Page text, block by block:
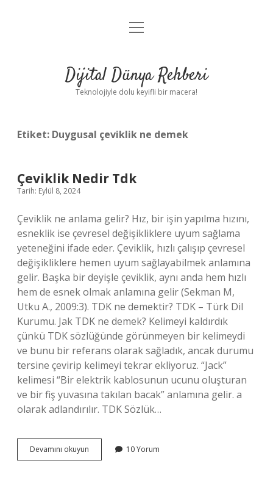
Anasayfa
Yasal Uyarı
menüyü
Dijital Dünya Rehberi
Teknolojiyle dolu keyifli bir macera!
Etiket: Duygusal çeviklik ne demek
Çeviklik Nedir Tdk
Tarih: Eylül 8, 2024
Çeviklik ne anlama gelir? Hız, bir işin yapılma hızını,
esneklik ise çevresel değişikliklere uyum sağlama
yeteneğini ifade eder. Çeviklik, hızlı çalışıp çevresel
değişikliklere hemen uyum sağlayabilmek anlamına
gelir. Başka bir deyişle çeviklik, aynı anda hem hızlı
hem de esnek olmak anlamına gelir (Sekman M,
Utku A., 2009:3). TDK ne demektir? TDK – Türk Dil
Kurumu. Jak TDK ne demek? Kelimeyi kaldırdık
çünkü TDK sözlüğünde görünmeyen bir kelimeydi
ve bunu bir referans olarak sağladık, ancak durumu
tersine çevirip kelimeyi tekrar ekliyoruz. “Jack”
kelimesi “Bir elektrik kablosunun ucunu oluşturan
ve bir fiş yuvasına takılan bacak” anlamına gelir. a
olarak adlandırılır. TDK Sözlük…
Devamını okuyun
Nedir
10 Yorum